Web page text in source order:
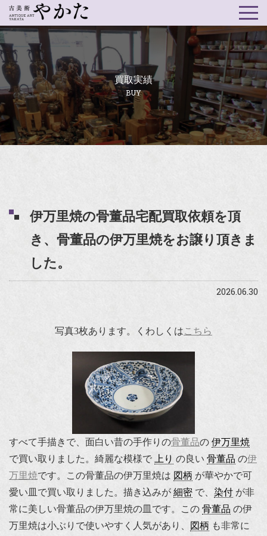
買取実績
BUY
伊万里焼の骨董品宅配買取依頼を頂
き、骨董品の伊万里焼をお譲り頂きま
した。
2026.06.30
写真3枚あります。くわしくはこちら
すべて手描きで、面白い昔の手作りの骨董品の 伊万里焼
で買い取りました。綺麗な模様で
上り の良い 骨董品 の伊
万里焼です。この骨董品の伊万里焼は 図柄 が華やかで可
愛い皿で買い取りました。描き込みが 細密 で、 染付 が非
常に美しい骨董品の伊万里焼の皿です。この 骨董品 の伊
万里焼は小ぶりで使いやすく人気があり、
図柄 も非常に